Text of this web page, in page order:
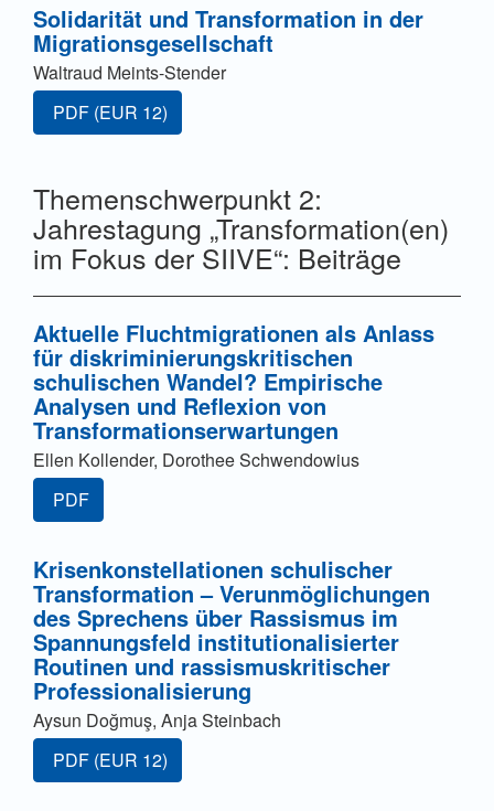
Solidarität und Transformation in der
Migrationsgesellschaft
Waltraud Meints-Stender
Zugang für Abonnent/innen oder durch Zahlung einer
PDF (EUR 12)
Themenschwerpunkt 2:
Jahrestagung „Transformation(en)
im Fokus der SIIVE“: Beiträge
Aktuelle Fluchtmigrationen als Anlass
für diskriminierungskritischen
schulischen Wandel? Empirische
Analysen und Reflexion von
Transformationserwartungen
Ellen Kollender, Dorothee Schwendowius
PDF
Krisenkonstellationen schulischer
Transformation – Verunmöglichungen
des Sprechens über Rassismus im
Spannungsfeld institutionalisierter
Routinen und rassismuskritischer
Professionalisierung
Aysun Doğmuş, Anja Steinbach
Zugang für Abonnent/innen oder durch Zahlung einer
PDF (EUR 12)